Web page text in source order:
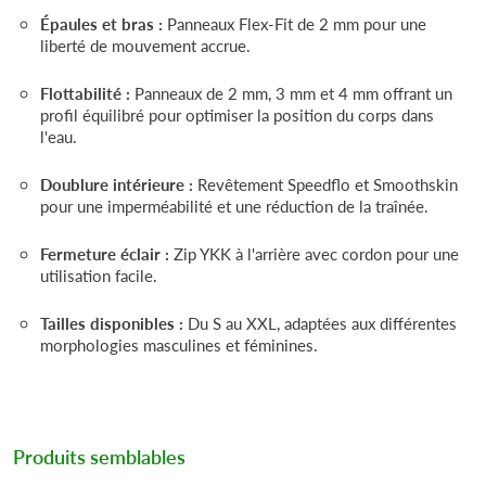
Épaules et bras : Panneaux Flex-Fit de 2 mm pour une
liberté de mouvement accrue.
Flottabilité : Panneaux de 2 mm, 3 mm et 4 mm offrant un
profil équilibré pour optimiser la position du corps dans
l'eau.
Doublure intérieure : Revêtement Speedflo et Smoothskin
pour une imperméabilité et une réduction de la traînée.
Fermeture éclair : Zip YKK à l'arrière avec cordon pour une
utilisation facile.
Tailles disponibles : Du S au XXL, adaptées aux différentes
morphologies masculines et féminines.
Produits semblables